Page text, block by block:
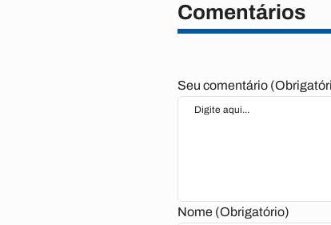
Comentários
Seu comentário
Nome (Obrigatório)